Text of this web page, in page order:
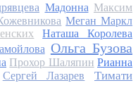
Мадонна Максим
Меган Маркл
Наташа Королева
Ольга Бузова
Прохор Шаляпин Рианна
Сергей Лазарев
Тимати